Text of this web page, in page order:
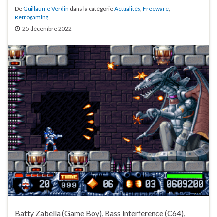
DeGuillaume Verdin dans la catégorieActualités, Freeware,
Retrogaming
25 décembre 2022
Batty Zabella (Game Boy), Bass Interference (C64),